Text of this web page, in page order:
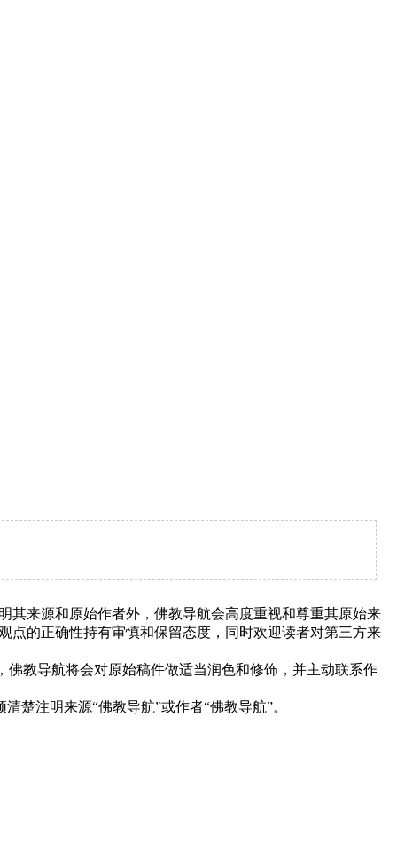
其来源和原始作者外，佛教导航会高度重视和尊重其原始来
点的正确性持有审慎和保留态度，同时欢迎读者对第三方来
教导航将会对原始稿件做适当润色和修饰，并主动联系作
楚注明来源“佛教导航”或作者“佛教导航”。